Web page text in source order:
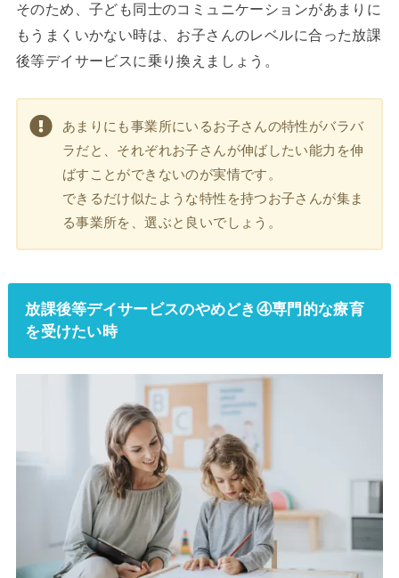
そのため、子ども同士のコミュニケーションがあまりに
もうまくいかない時は、お子さんのレベルに合った放課
後等デイサービスに乗り換えましょう。
あまりにも事業所にいるお子さんの特性がバラバ
ラだと、それぞれお子さんが伸ばしたい能力を伸
ばすことができないのが実情です。
できるだけ似たような特性を持つお子さんが集ま
る事業所を、選ぶと良いでしょう。
放課後等デイサービスのやめどき④専門的な療育
を受けたい時